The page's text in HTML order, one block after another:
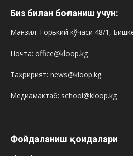
Биз билан боғланиш учун:
Манзил: Горький кўчаси 48/1,
Почта: office@kloop.kg
Таҳририят: news@kloop.kg
Медиамактаб: school@kloop.kg
Фойдаланиш қоидалари